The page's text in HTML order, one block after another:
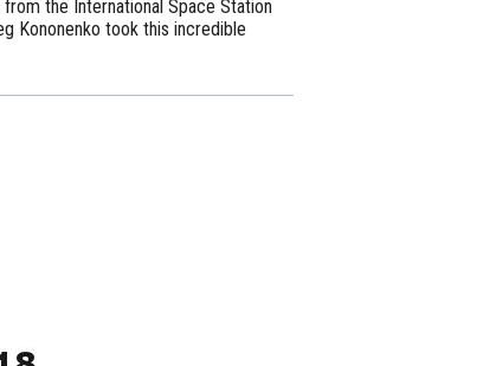
the International Space Station
Kononenko took this incredible